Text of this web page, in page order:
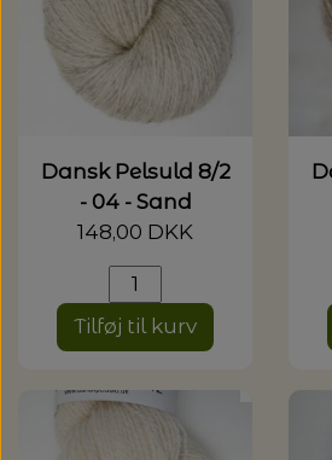
Dansk Pelsuld 8/2
- 04 - Sand
148,00 DKK
Tilføj til kurv